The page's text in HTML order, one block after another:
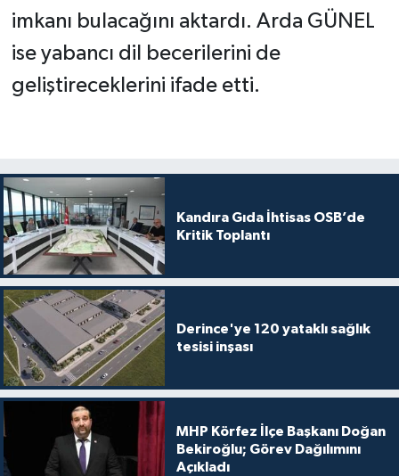
imkanı bulacağını aktardı. Arda GÜNEL
ise yabancı dil becerilerini de
geliştireceklerini ifade etti.
Kandıra Gıda İhtisas OSB’de
Kritik Toplantı
Derince'ye 120 yataklı sağlık
tesisi inşası
MHP Körfez İlçe Başkanı Doğan
Bekiroğlu; Görev Dağılımını
Açıkladı